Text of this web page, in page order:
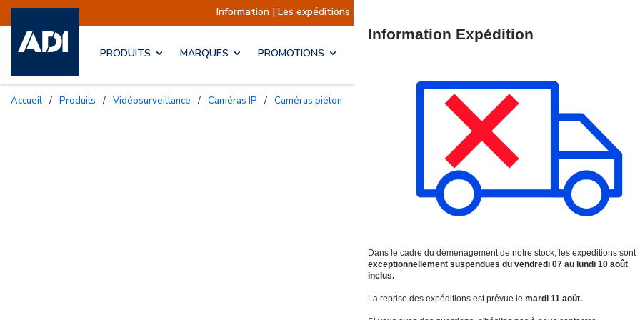
Information | Les expéditions sont actuellement suspendues Reprise prévue le mardi
PRODUITS MARQUES PROMOTIONS
Accueil / Produits / Vidéosurveillance / Caméras IP / Caméras piéton